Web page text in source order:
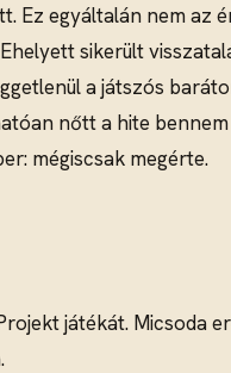
Ez egyáltalán nem az
sikerült
a játszós
nőtt a hite
mégiscsak megérte.
játékát. Micsoda